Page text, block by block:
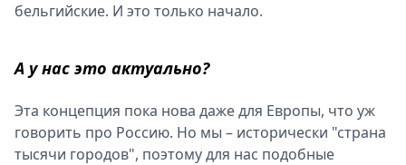
бельгийские. И это только начало.
А у нас это актуально?
Эта концепция пока нова даже для Европы, что уж
говорить про Россию. Но мы – исторически "страна
тысячи городов", поэтому для нас подобные